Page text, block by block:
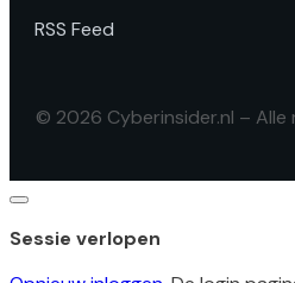
RSS Feed
© 2026 Cyberinsider.nl –
Dialoogvenster
Sessie verlopen